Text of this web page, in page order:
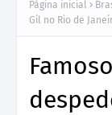
Página inicial
Gil no Rio de